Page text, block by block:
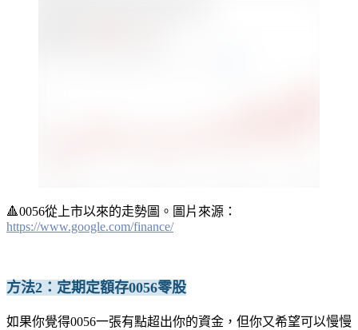
🔺0056從上市以來的走勢圖。圖片來源：
https://www.google.com/finance/
方法2：定期定額存0056零股
如果你覺得0056一張有點超出你的資金，但你又希望可以慢慢